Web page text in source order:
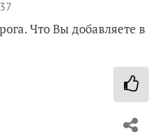
Что Вы добавляете в